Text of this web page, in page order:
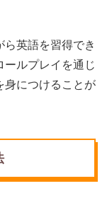
英語を習得でき
ールプレイを通じ
身につけることが